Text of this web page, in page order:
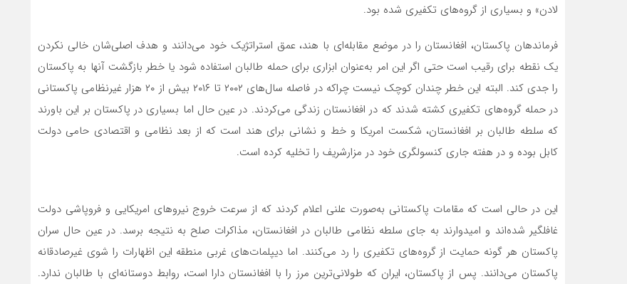
لادن» و بسیاری از گروه‌های تکفیری شده بود.
فرماندهان پاکستان، افغانستان را در موضع مقابله‌ای با هند، عمق استراتژیک خود می‌دانند و هدف اصلی‌شان خالی نکردن
یک نقطه برای رقیب است حتی اگر این امر به‌عنوان ابزاری برای حمله طالبان استفاده شود یا خطر بازگشت آنها به پاکستان
را جدی کند. البته این خطر چندان کوچک نیست چراکه در فاصله سال‌های ۲۰۰۲ تا ۲۰۱۶ بیش از ۲۰ هزار غیرنظامی پاکستانی
در حمله گروه‌های تکفیری کشته شدند که در افغانستان زندگی می‌کردند. در عین حال اما بسیاری در پاکستان بر این باورند
که سلطه طالبان بر افغانستان، شکست امریکا و خط و نشانی برای هند است که از بعد نظامی و اقتصادی حامی دولت
کابل بوده و در هفته جاری کنسولگری خود در مزارشریف را تخلیه کرده است.
این در حالی است که مقامات پاکستانی به‌صورت علنی اعلام کردند که از سرعت خروج نیروهای امریکایی و فروپاشی دولت
غافلگیر شده‌اند و امیدوارند به جای سلطه نظامی طالبان در افغانستان، مذاکرات صلح به نتیجه برسد. در عین حال سران
پاکستان هر گونه حمایت از گروه‌های تکفیری را رد می‌کنند. اما دیپلمات‌های غربی منطقه این اظهارات را شوی غیرصادقانه
پاکستان می‌دانند. پس از پاکستان، ایران که طولانی‌ترین مرز را با افغانستان دارا است، روابط دوستانه‌ای با طالبان ندارد.